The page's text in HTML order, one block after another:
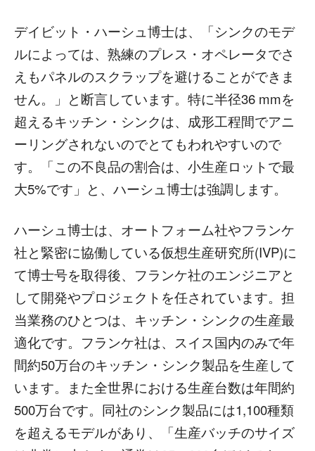
デイビット・ハーシュ博士は、「シンクのモデ
ルによっては、熟練のプレス・オペレータでさ
えもパネルのスクラップを避けることができま
せん。」と断言しています。特に半径36 mmを
超えるキッチン・シンクは、成形工程間でアニ
ーリングされないのでとてもわれやすいので
す。「この不良品の割合は、小生産ロットで最
大5%です」と、ハーシュ博士は強調します。
ハーシュ博士は、オートフォーム社やフランケ
社と緊密に協働している仮想生産研究所(IVP)に
て博士号を取得後、フランケ社のエンジニアと
して開発やプロジェクトを任されています。担
当業務のひとつは、キッチン・シンクの生産最
適化です。フランケ社は、スイス国内のみで年
間約50万台のキッチン・シンク製品を生産して
います。また全世界における生産台数は年間約
500万台です。同社のシンク製品には1,100種類
を超えるモデルがあり、「生産バッチのサイズ